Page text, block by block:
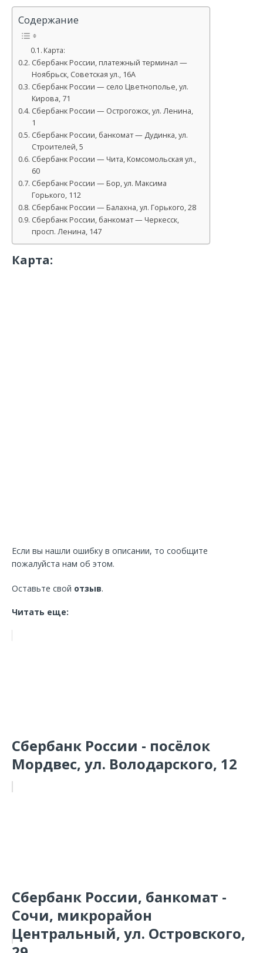
Содержание
Карта:
Сбербанк России, платежный терминал —
Ноябрьск, Советская ул., 16А
Сбербанк России — село Цветнополье, ул.
Кирова, 71
Сбербанк России — Острогожск, ул. Ленина,
1
Сбербанк России, банкомат — Дудинка, ул.
Строителей, 5
Сбербанк России — Чита, Комсомольская ул.,
60
Сбербанк России — Бор, ул. Максима
Горького, 112
Сбербанк России — Балахна, ул. Горького, 28
Сбербанк России, банкомат — Черкесск,
просп. Ленина, 147
Карта:
Если вы нашли ошибку в описании, то сообщите
пожалуйста нам об этом.
Оставьте свой отзыв.
Читать еще:
Сбербанк России - посёлок
Мордвес, ул. Володарского, 12
Сбербанк России, банкомат -
Сочи, микрорайон
Центральный, ул. Островского,